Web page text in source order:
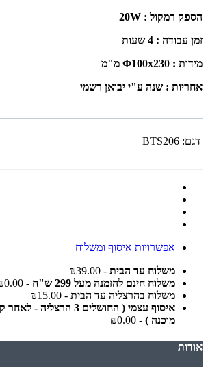
הספק רמקול : 20W
זמן עבודה : 4 שעות
מידות : Φ100x230 מ"מ
אחריות : שנה ע"י יבואן רשמי
דגם: BTS206
אפשרויות איסוף ומשלוח
משלוח עד הבית - ₪39.00
משלוח חינם להזמנה מעל 299 ש"ח
- ₪0.00
משלוח בהרצליה עד הבית - ₪15.00
איסוף עצמי ( החושלים 3
מוכנה ) - ₪0.00
אודות